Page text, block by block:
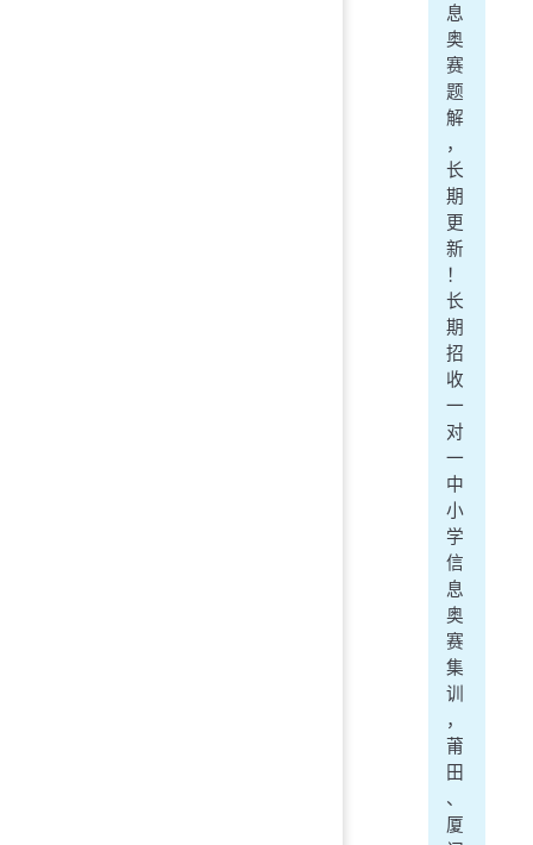
息
奥
赛
题
解
，
长
期
更
新
！
长
期
招
收
一
对
一
中
小
学
信
息
奥
赛
集
训
，
莆
田
、
厦